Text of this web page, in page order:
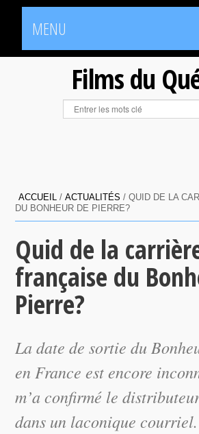
MENU
Films du
ACCUEIL /ACTUALITÉS /QUID DE LA
DU BONHEUR DE PIERRE?
Quid de la
française du
Pierre?
La date de sortie du
en France est encore
m’a confirmé le
dans un laconique